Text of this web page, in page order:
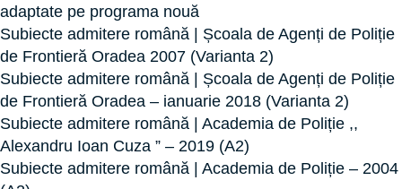
adaptate pe programa nouă
Subiecte admitere română | Școala de Agenți de Poliție
de Frontieră Oradea 2007 (Varianta 2)
Subiecte admitere română | Școala de Agenți de Poliție
de Frontieră Oradea – ianuarie 2018 (Varianta 2)
Subiecte admitere română | Academia de Poliție ,,
Alexandru Ioan Cuza ” – 2019 (A2)
Subiecte admitere română | Academia de Poliție – 2004